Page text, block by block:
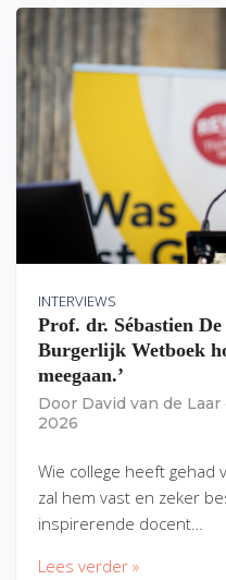
INTERVIEWS
Prof. dr. Sébastien
Burgerlijk Wetboek
meegaan.’
Door David van de Laar
2026
Wie college heeft gehad
zal hem vast en zeker
inspirerende docent…
Lees verder »